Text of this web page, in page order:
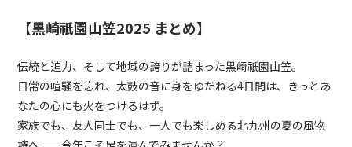
【黒崎祇園山笠2025 まとめ】
伝統と迫力、そして地域の誇りが詰まった黒崎祇園山笠。
日常の喧騒を忘れ、太鼓の音に身をゆだねる4日間は、きっとあ
なたの心にも火をつけるはず。
家族でも、友人同士でも、一人でも楽しめる北九州の夏の風物